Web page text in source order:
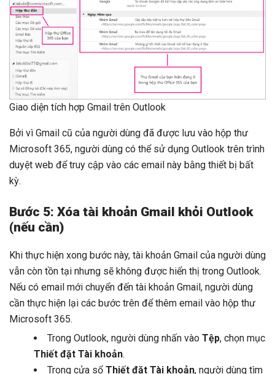
Giao diện tích hợp Gmail trên Outlook
Bởi vì Gmail cũ của người dùng đã được lưu vào hộp thư
Microsoft 365, người dùng có thể sử dụng Outlook trên trình
duyệt web để truy cập vào các email này bằng thiết bị bất
kỳ.
Bước 5: Xóa tài khoản Gmail khỏi Outlook
(nếu cần)
Khi thực hiện xong bước này, tài khoản Gmail của người dùng
vẫn còn tồn tại nhưng sẽ không được hiển thị trong Outlook.
Nếu có email mới chuyển đến tài khoản Gmail, người dùng
cần thực hiện lại các bước trên để thêm email vào hộp thư
Microsoft 365.
Trong Outlook, người dùng nhấn vào Tệp, chọn mục
Thiết đặt Tài khoản.
Trong cửa sổ Thiết đặt Tài khoản, người dùng tìm